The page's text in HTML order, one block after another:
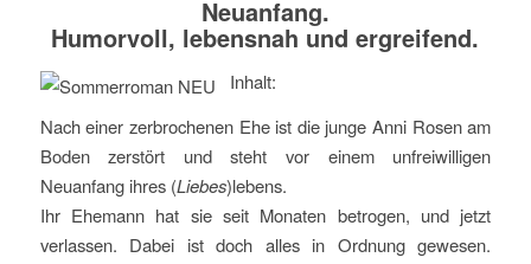
Neuanfang.
Humorvoll, lebensnah und ergreifend.
Inhalt:
Nach einer zerbrochenen Ehe ist die junge Anni Rosen am
Boden zerstört und steht vor einem unfreiwilligen
Neuanfang ihres (Liebes)lebens.
Ihr Ehemann hat sie seit Monaten betrogen, und jetzt
verlassen. Dabei ist doch alles in Ordnung gewesen.